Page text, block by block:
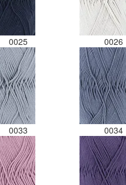
0025 0026
0033 0034